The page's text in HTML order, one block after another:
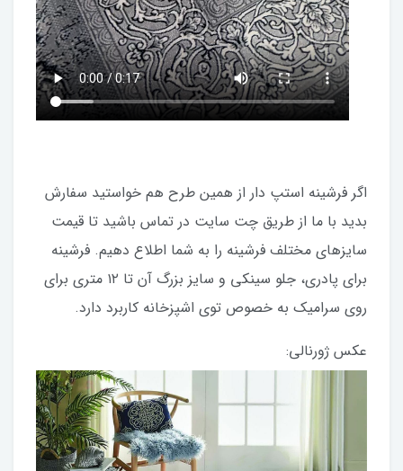
اگر فرشینه استپ دار از همین طرح هم خواستید سفارش
بدید با ما از طریق چت سایت در تماس باشید تا قیمت
سایزهای مختلف فرشینه را به شما اطلاع دهیم. فرشینه
برای پادری، جلو سینکی و سایز بزرگ آن تا ۱۲ متری برای
روی سرامیک به خصوص توی اشپزخانه کاربرد دارد.
عکس ژورنالی: